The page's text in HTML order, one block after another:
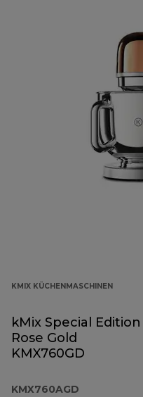
KMIX KÜCHENMASCHINEN
kMix Special Edition
Rose Gold
KMX760GD
KMX760AGD